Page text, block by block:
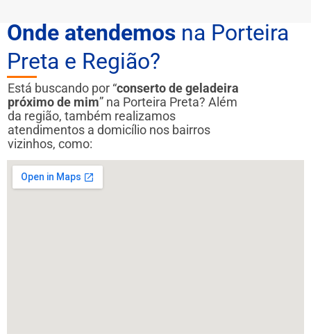
Onde atendemos na Porteira
Preta e Região?
Está buscando por “conserto de geladeira
próximo de mim” na Porteira Preta? Além
da região, também realizamos
atendimentos a domicílio nos bairros
vizinhos, como: